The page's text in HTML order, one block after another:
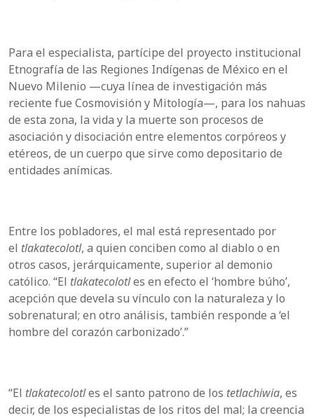
Para el especialista, partícipe del proyecto institucional
Etnografía de las Regiones Indígenas de México en el
Nuevo Milenio —cuya línea de investigación más
reciente fue Cosmovisión y Mitología—, para los nahuas
de esta zona, la vida y la muerte son procesos de
asociación y disociación entre elementos corpóreos y
etéreos, de un cuerpo que sirve como depositario de
entidades anímicas.
Entre los pobladores, el mal está representado por
el tlakatecolotl, a quien conciben como al diablo o en
otros casos, jerárquicamente, superior al demonio
católico. “El tlakatecolotles en efecto el ‘hombre búho’,
acepción que devela su vínculo con la naturaleza y lo
sobrenatural; en otro análisis, también responde a ‘el
hombre del corazón carbonizado’.”
“El tlakatecolotles el santo patrono de los tetlachiwia, es
decir, de los especialistas de los ritos del mal; la creencia